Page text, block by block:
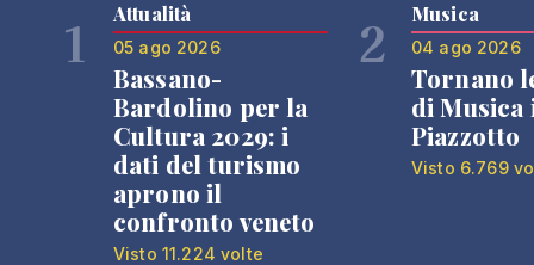
1 Attualità
05 ago 2026
Bassano-
Bardolino per la
Cultura 2029: i
dati del turismo
aprono il
confronto veneto
Visto 11.224 volte
2 Musica
04 ago 2026
Tornano
di Musica
Piazzotto
Visto 6.769